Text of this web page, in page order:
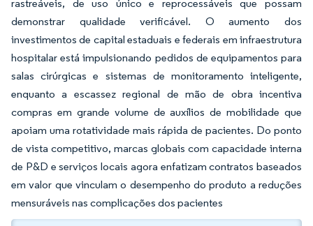
rastreáveis, de uso único e reprocessáveis que possam
demonstrar qualidade verificável. O aumento dos
investimentos de capital estaduais e federais em infraestrutura
hospitalar está impulsionando pedidos de equipamentos para
salas cirúrgicas e sistemas de monitoramento inteligente,
enquanto a escassez regional de mão de obra incentiva
compras em grande volume de auxílios de mobilidade que
apoiam uma rotatividade mais rápida de pacientes. Do ponto
de vista competitivo, marcas globais com capacidade interna
de P&D e serviços locais agora enfatizam contratos baseados
em valor que vinculam o desempenho do produto a reduções
mensuráveis nas complicações dos pacientes